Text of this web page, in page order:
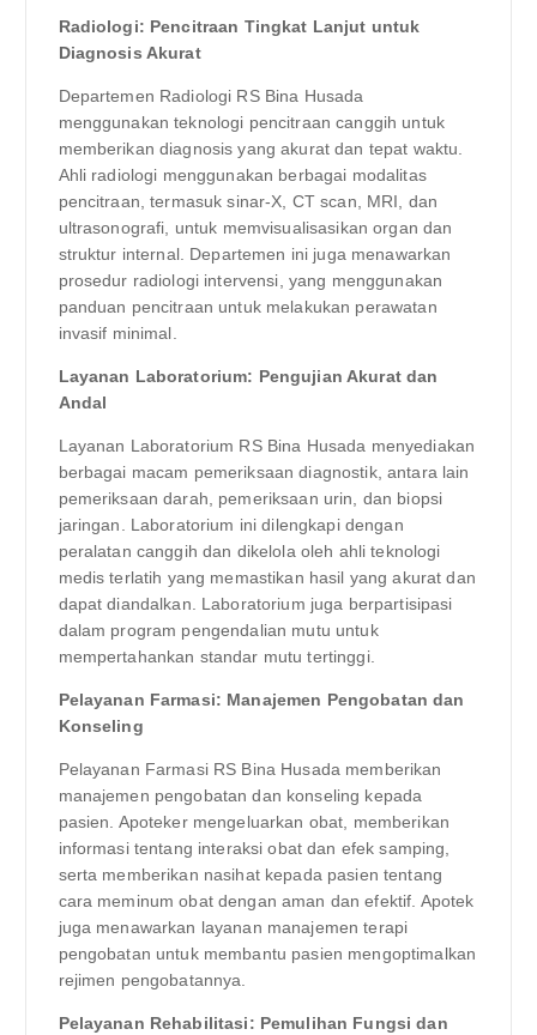
Radiologi: Pencitraan Tingkat Lanjut untuk
Diagnosis Akurat
Departemen Radiologi RS Bina Husada
menggunakan teknologi pencitraan canggih untuk
memberikan diagnosis yang akurat dan tepat waktu.
Ahli radiologi menggunakan berbagai modalitas
pencitraan, termasuk sinar-X, CT scan, MRI, dan
ultrasonografi, untuk memvisualisasikan organ dan
struktur internal. Departemen ini juga menawarkan
prosedur radiologi intervensi, yang menggunakan
panduan pencitraan untuk melakukan perawatan
invasif minimal.
Layanan Laboratorium: Pengujian Akurat dan
Andal
Layanan Laboratorium RS Bina Husada menyediakan
berbagai macam pemeriksaan diagnostik, antara lain
pemeriksaan darah, pemeriksaan urin, dan biopsi
jaringan. Laboratorium ini dilengkapi dengan
peralatan canggih dan dikelola oleh ahli teknologi
medis terlatih yang memastikan hasil yang akurat dan
dapat diandalkan. Laboratorium juga berpartisipasi
dalam program pengendalian mutu untuk
mempertahankan standar mutu tertinggi.
Pelayanan Farmasi: Manajemen Pengobatan dan
Konseling
Pelayanan Farmasi RS Bina Husada memberikan
manajemen pengobatan dan konseling kepada
pasien. Apoteker mengeluarkan obat, memberikan
informasi tentang interaksi obat dan efek samping,
serta memberikan nasihat kepada pasien tentang
cara meminum obat dengan aman dan efektif. Apotek
juga menawarkan layanan manajemen terapi
pengobatan untuk membantu pasien mengoptimalkan
rejimen pengobatannya.
Pelayanan Rehabilitasi: Pemulihan Fungsi dan